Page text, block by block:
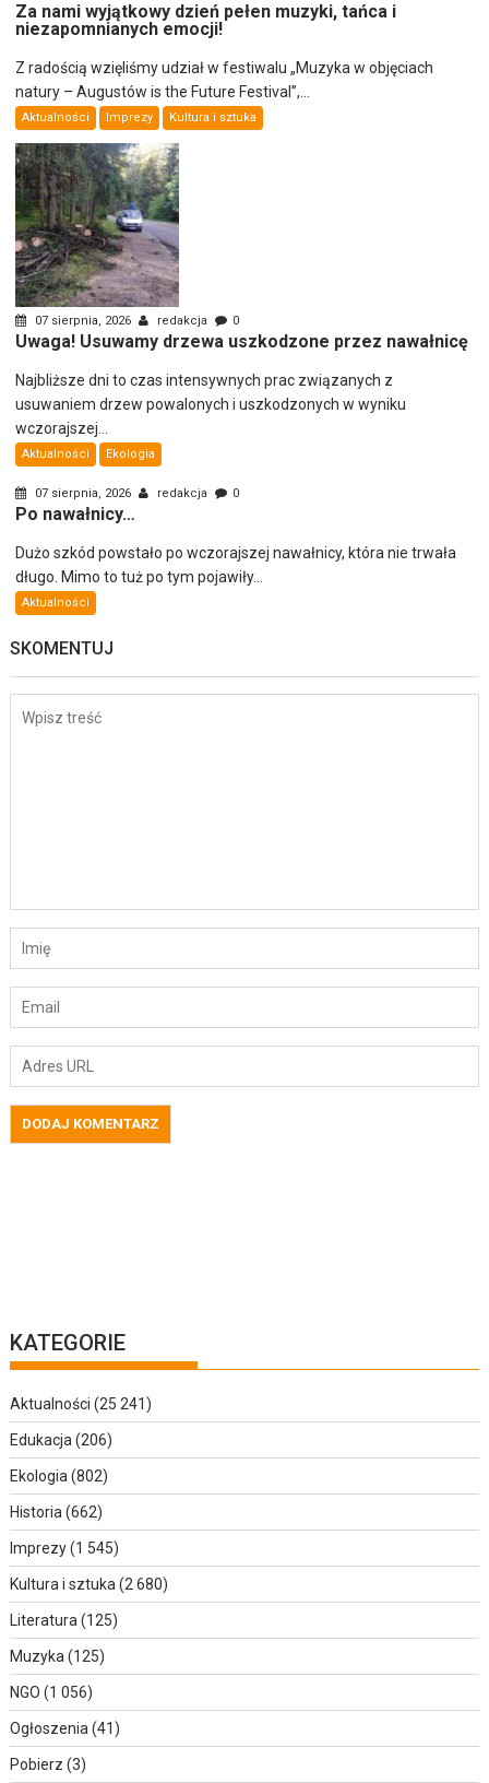
Za nami wyjątkowy dzień pełen muzyki, tańca i
niezapomnianych emocji!
Z radością wzięliśmy udział w festiwalu „Muzyka w objęciach
natury – Augustów is the Future Festival”,...
Aktualności Imprezy Kultura i sztuka
07 sierpnia, 2026 redakcja 0
Uwaga! Usuwamy drzewa uszkodzone przez nawałnicę
Najbliższe dni to czas intensywnych prac związanych z
usuwaniem drzew powalonych i uszkodzonych w wyniku
wczorajszej...
Aktualności Ekologia
07 sierpnia, 2026 redakcja 0
Po nawałnicy…
Dużo szkód powstało po wczorajszej nawałnicy, która nie trwała
długo. Mimo to tuż po tym pojawiły...
Aktualności
SKOMENTUJ
KATEGORIE
Aktualności (25 241)
Edukacja(206)
Ekologia(802)
Historia(662)
Imprezy(1 545)
Kultura i sztuka(2 680)
Literatura(125)
Muzyka(125)
NGO (1 056)
Ogłoszenia(41)
Pobierz (3)